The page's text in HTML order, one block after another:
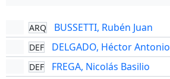
ARQ BUSSETTI, Rubén Juan
DEF DELGADO, Héctor Antonio
DEF FREGA, Nicolás Basilio